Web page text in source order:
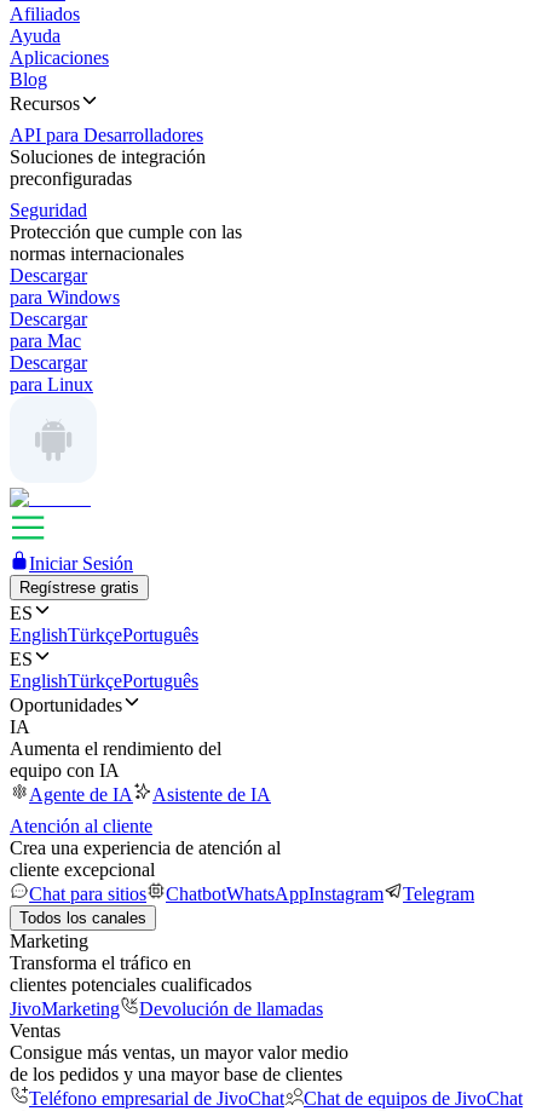
Afiliados
Ayuda
Aplicaciones
Blog
Recursos
API para Desarrolladores
Soluciones de integración
preconfiguradas
Seguridad
Protección que cumple con las
normas internacionales
Descargar
para Windows
Descargar
para Mac
Descargar
para Linux
Iniciar Sesión
Regístrese gratis
ES
EnglishTürkçePortuguês
ES
EnglishTürkçePortuguês
Oportunidades
IA
Aumenta el rendimiento del
equipo con IA
Agente de IA
Asistente de IA
Atención al cliente
Crea una experiencia de atención al
cliente excepcional
Chat para sitios
ChatbotWhatsAppInstagram Telegram
Todos los canales
Marketing
Transforma el tráfico en
clientes potenciales cualificados
JivoMarketing
Devolución de llamadas
Ventas
Consigue más ventas, un mayor valor medio
de los pedidos y una mayor base de clientes
Teléfono empresarial de JivoChat
Chat de equipos de JivoChat